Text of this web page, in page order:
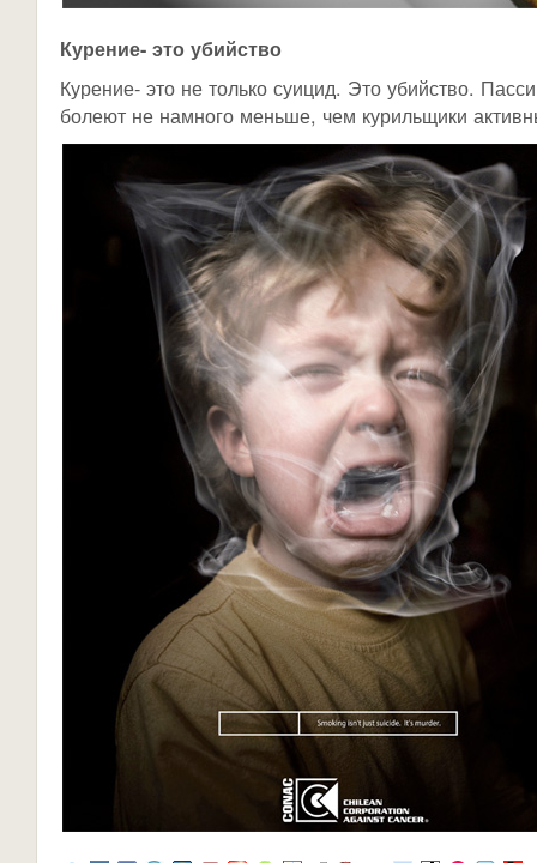
Курение- это убийство
Курение- это не только суицид. Это убийство.
болеют не намного меньше, чем курильщики